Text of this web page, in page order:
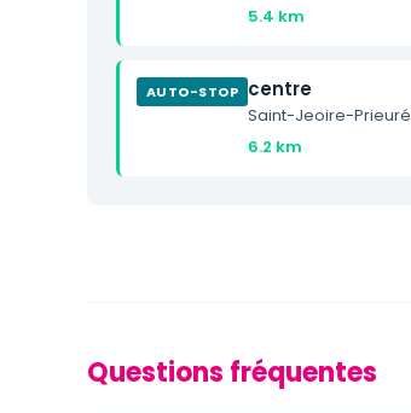
5.4 km
AUTO-STOP centre
Saint-Jeoire-Prieuré
6.2 km
Questions fréquentes